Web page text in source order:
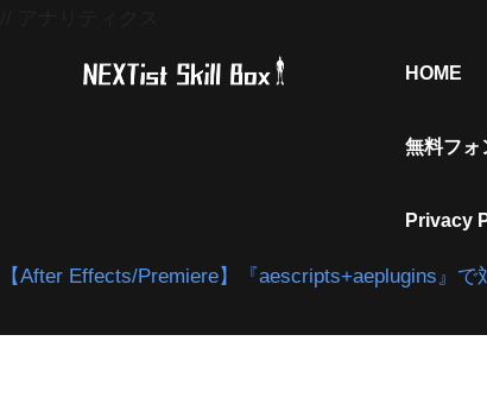
HOME
無料フォ
Privacy
【After Effects/Premiere】『aescripts+aeplugins』